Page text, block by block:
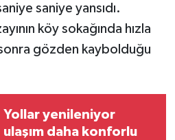
saniye yansıdı.
köy sokağında hızla
gözden kaybolduğu
Yollar yenileniyor
ulaşım daha konforlu